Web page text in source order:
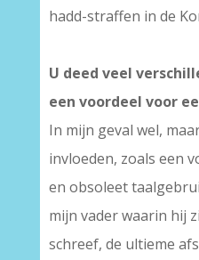
hadd-straffen in de
U deed veel
een voordeel voor
In mijn geval wel,
invloeden, zoals een
en obsoleet
mijn vader waarin hij
schreef, de ultieme